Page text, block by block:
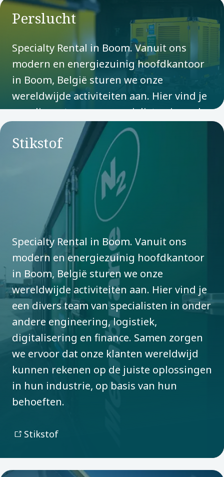
Perslucht
Specialty Rental in Boom. Vanuit ons
modern en energiezuinig hoofdkantoor
in Boom, België sturen we onze
wereldwijde activiteiten aan. Hier vind je
een divers team van specialisten in onder
andere engineering, logistiek,
digitalisering en finance. Samen zorgen
we ervoor dat onze klanten wereldwijd
kunnen rekenen op de juiste oplossingen
in hun industrie, op basis van hun
behoeften.
Perslucht
Stikstof
Specialty Rental in Boom. Vanuit ons
modern en energiezuinig hoofdkantoor
in Boom, België sturen we onze
wereldwijde activiteiten aan. Hier vind je
een divers team van specialisten in onder
andere engineering, logistiek,
digitalisering en finance. Samen zorgen
we ervoor dat onze klanten wereldwijd
kunnen rekenen op de juiste oplossingen
in hun industrie, op basis van hun
behoeften.
Stikstof